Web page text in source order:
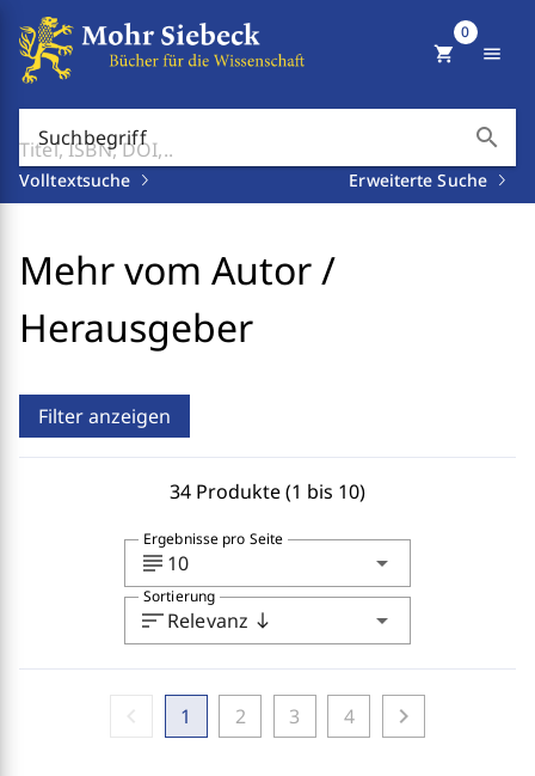
Suchbegriff search
Volltextsuche Erweiterte Suche
shopping_cart
0
menu
Mehr vom Autor /
Herausgeber
Filter anzeigen
34 Produkte (1 bis 10)
subject 10 arrow_drop_down
Ergebnisse pro Seite
sortRelevanz south arrow_drop_down
Sortierung
1 2 3 4 chevron_right